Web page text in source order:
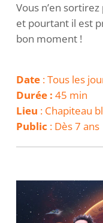
Vous n’en
et pourtant il est
bon moment !
Date : Tous les
Durée : 45 min
Lieu : Chapiteau
Public : Dès 7 ans